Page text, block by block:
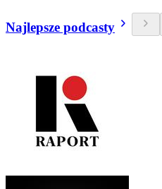
Najlepsze podcasty